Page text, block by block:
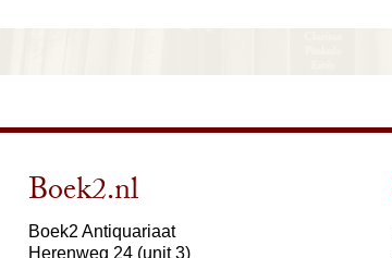
Boek2.nl
Boek2 Antiquariaat
Herenweg 24 (unit 3)